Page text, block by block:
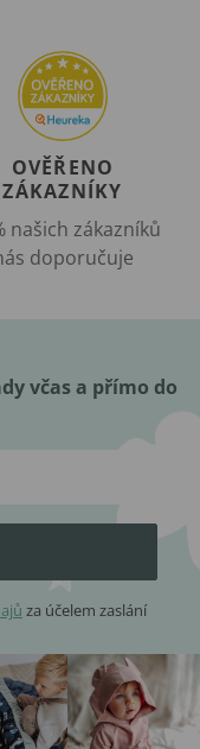
OVĚŘENO
ZÁKAZNÍKY
našich zákazníků
doporučuje
včas a přímo do
za účelem zaslání